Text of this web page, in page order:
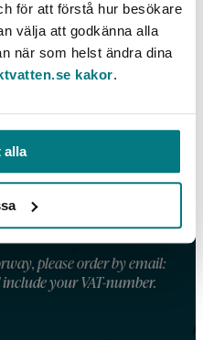
för att förstå hur besökare
välja att godkänna alla
när som helst ändra dina
kakor.
alla
please order by email:
your VAT-number.